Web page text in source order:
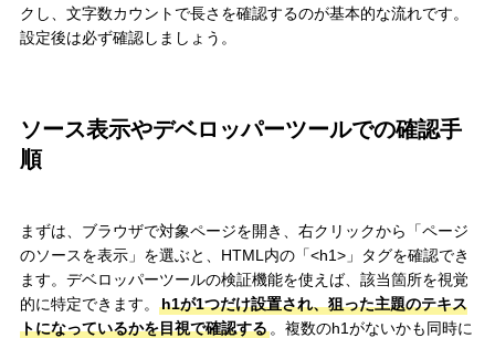
クし、文字数カウントで長さを確認するのが基本的な流れです。
設定後は必ず確認しましょう。
ソース表示やデベロッパーツールでの確認手
順
まずは、ブラウザで対象ページを開き、右クリックから「ページ
のソースを表示」を選ぶと、HTML内の「<h1>」タグを確認でき
ます。デベロッパーツールの検証機能を使えば、該当箇所を視覚
的に特定できます。
h1が1つだけ設置され、狙った主題のテキス
トになっているかを目視で確認する。複数のh1がないかも同時に